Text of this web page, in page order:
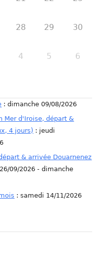
28 29 30
4 5 6
: dimanche 09/08/2026
Mer d'Iroise, départ &
4 jours) : jeudi
& arrivée Douarnenez
09/2026 - dimanche
: samedi 14/11/2026